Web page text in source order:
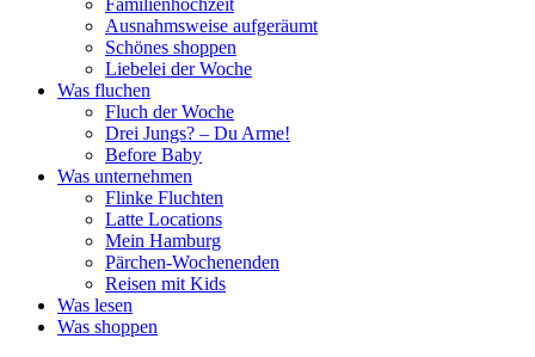
Familienhochzeit
Ausnahmsweise aufgeräumt
Schönes shoppen
Liebelei der Woche
Was fluchen
Fluch der Woche
Drei Jungs? – Du Arme!
Before Baby
Was unternehmen
Flinke Fluchten
Latte Locations
Mein Hamburg
Pärchen-Wochenenden
Reisen mit Kids
Was lesen
Was shoppen